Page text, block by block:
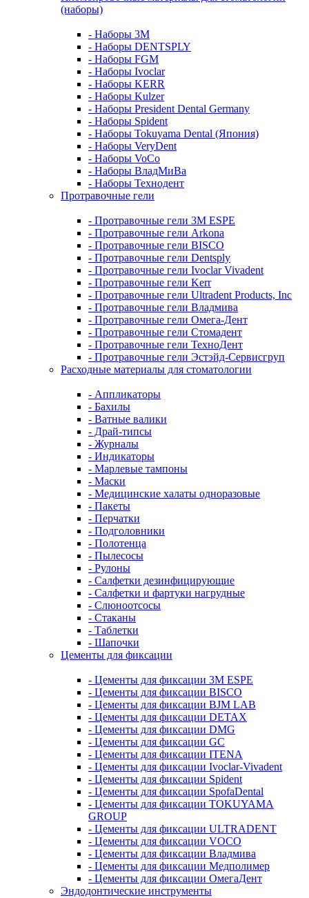
(наборы)
- Наборы 3М
- Наборы DENTSPLY
- Наборы FGM
- Наборы Ivoclar
- Наборы KERR
- Наборы Kulzer
- Наборы President Dental Germany
- Наборы Spident
- Наборы Tokuyama Dental (Япония)
- Наборы VeryDent
- Наборы VoCo
- Наборы ВладМиВа
- Наборы Технодент
Протравочные гели
- Протравочные гели 3М ESPE
- Протравочные гели Arkona
- Протравочные гели BISCO
- Протравочные гели Dentsply
- Протравочные гели Ivoclar Vivadent
- Протравочные гели Kerr
- Протравочные гели Ultradent Products, Inc
- Протравочные гели Владмива
- Протравочные гели Омега-Дент
- Протравочные гели Стомадент
- Протравочные гели ТехноДент
- Протравочные гели Эстэйд-Сервисгруп
Расходные материалы для стоматологии
- Аппликаторы
- Бахилы
- Ватные валики
- Драй-типсы
- Журналы
- Индикаторы
- Марлевые тампоны
- Маски
- Медицинские халаты одноразовые
- Пакеты
- Перчатки
- Подголовники
- Полотенца
- Пылесосы
- Рулоны
- Салфетки дезинфицирующие
- Салфетки и фартуки нагрудные
- Слюноотсосы
- Стаканы
- Таблетки
- Шапочки
Цементы для фиксации
- Цементы для фиксации 3M ESPE
- Цементы для фиксации BISCO
- Цементы для фиксации BJM LAB
- Цементы для фиксации DETAX
- Цементы для фиксации DMG
- Цементы для фиксации GC
- Цементы для фиксации ITENA
- Цементы для фиксации Ivoclar-Vivadent
- Цементы для фиксации Spident
- Цементы для фиксации SpofaDental
- Цементы для фиксации TOKUYAMA
GROUP
- Цементы для фиксации ULTRADENT
- Цементы для фиксации VOCO
- Цементы для фиксации Владмива
- Цементы для фиксации Медполимер
- Цементы для фиксации ОмегаДент
Эндодонтические инструменты